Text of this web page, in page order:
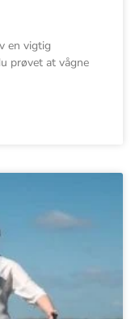
en vigtig
prøvet at vågne